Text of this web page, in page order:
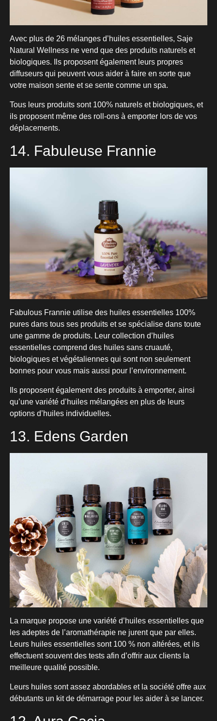
Avec plus de 26 mélanges d’huiles essentielles, Saje
Natural Wellness ne vend que des produits naturels et
biologiques. Ils proposent également leurs propres
diffuseurs qui peuvent vous aider à faire en sorte que
votre maison sente et se sente comme un spa.
Tous leurs produits sont 100% naturels et biologiques, et
ils proposent même des roll-ons à emporter lors de vos
déplacements.
14. Fabuleuse Frannie
Fabulous Frannie utilise des huiles essentielles 100%
pures dans tous ses produits et se spécialise dans toute
une gamme de produits. Leur collection d’huiles
essentielles comprend des huiles sans cruauté,
biologiques et végétaliennes qui sont non seulement
bonnes pour vous mais aussi pour l’environnement.
Ils proposent également des produits à emporter, ainsi
qu’une variété d’huiles mélangées en plus de leurs
options d’huiles individuelles.
13. Edens Garden
La marque propose une variété d’huiles essentielles que
les adeptes de l’aromathérapie ne jurent que par elles.
Leurs huiles essentielles sont 100 % non altérées, et ils
effectuent souvent des tests afin d’offrir aux clients la
meilleure qualité possible.
Leurs huiles sont assez abordables et la société offre aux
débutants un kit de démarrage pour les aider à se lancer.